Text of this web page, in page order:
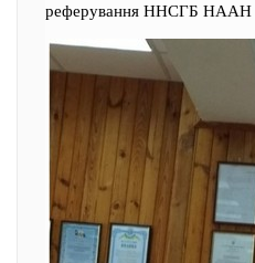
реферування ННСГБ НААН